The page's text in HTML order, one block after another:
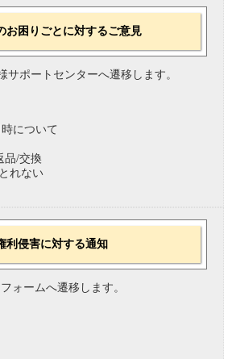
お困りごとに対するご意見
サポートセンターへ遷移します。
について
品/交換
れない
利侵害に対する通知
ォームへ遷移します。